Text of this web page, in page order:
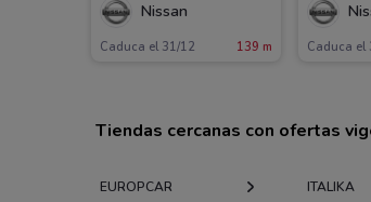
Nissan
Caduca el 31/12 139 m Caduca el
Tiendas cercanas con ofertas
EUROPCAR ITALIKA